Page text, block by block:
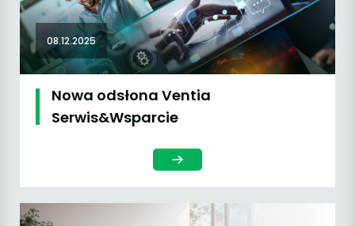
08.12.2025
Nowa odsłona Ventia
Serwis&Wsparcie